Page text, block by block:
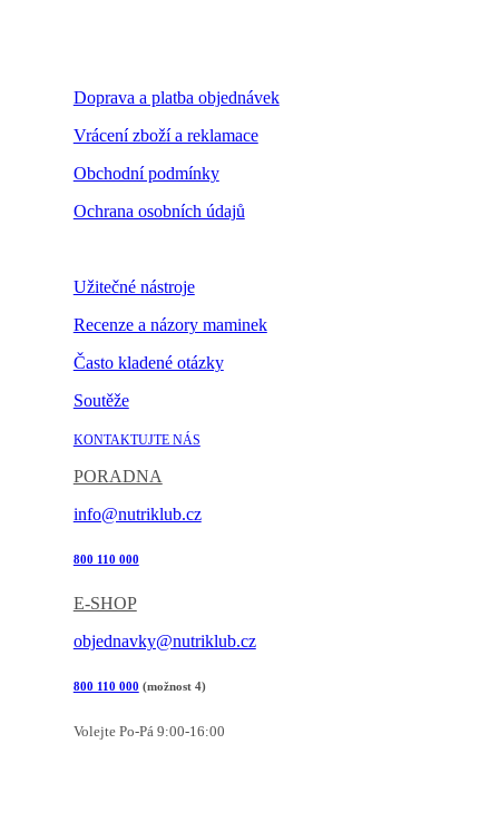
Doprava a platba objednávek
Vrácení zboží a reklamace
Obchodní podmínky
Ochrana osobních údajů
Užitečné nástroje
Recenze a názory maminek
Často kladené otázky
Soutěže
KONTAKTUJTE NÁS
PORADNA
info@nutriklub.cz
800 110 000
E-SHOP
objednavky@nutriklub.cz
800 110 000 (možnost 4)
Volejte Po-Pá 9:00-16:00